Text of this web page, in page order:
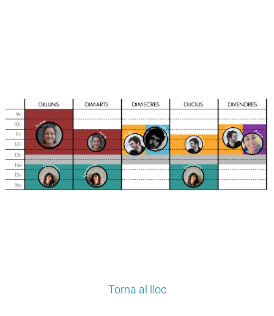
Torna al lloc